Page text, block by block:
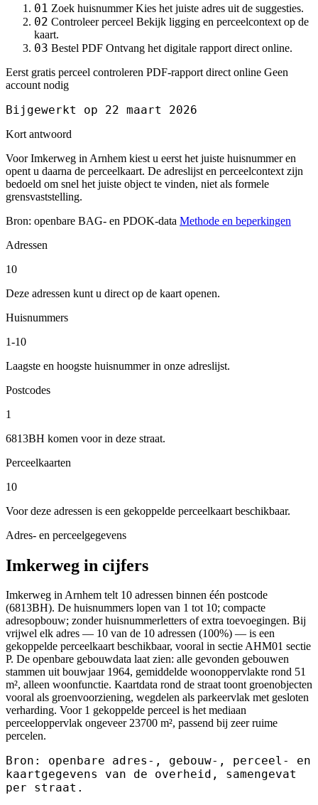
01 Zoek huisnummer Kies het juiste adres uit de suggesties.
02 Controleer perceel Bekijk ligging en perceelcontext op de
kaart.
03 Bestel PDF Ontvang het digitale rapport direct online.
Eerst gratis perceel controleren PDF-rapport direct online Geen
account nodig
Bijgewerkt op 22 maart 2026
Kort antwoord
Voor Imkerweg in Arnhem kiest u eerst het juiste huisnummer en
opent u daarna de perceelkaart. De adreslijst en perceelcontext zijn
bedoeld om snel het juiste object te vinden, niet als formele
grensvaststelling.
Bron: openbare BAG- en PDOK-data Methode en beperkingen
Adressen
10
Deze adressen kunt u direct op de kaart openen.
Huisnummers
1-10
Laagste en hoogste huisnummer in onze adreslijst.
Postcodes
1
6813BH komen voor in deze straat.
Perceelkaarten
10
Voor deze adressen is een gekoppelde perceelkaart beschikbaar.
Adres- en perceelgegevens
Imkerweg in cijfers
Imkerweg in Arnhem telt 10 adressen binnen één postcode
(6813BH). De huisnummers lopen van 1 tot 10; compacte
adresopbouw; zonder huisnummerletters of extra toevoegingen. Bij
vrijwel elk adres — 10 van de 10 adressen (100%) — is een
gekoppelde perceelkaart beschikbaar, vooral in sectie AHM01 sectie
P. De openbare gebouwdata laat zien: alle gevonden gebouwen
stammen uit bouwjaar 1964, gemiddelde woonoppervlakte rond 51
m², alleen woonfunctie. Kaartdata rond de straat toont groenobjecten
vooral als groenvoorziening, wegdelen als parkeervlak met gesloten
verharding. Voor 1 gekoppelde perceel is het mediaan
perceeloppervlak ongeveer 23700 m², passend bij zeer ruime
percelen.
Bron: openbare adres-, gebouw-, perceel- en
kaartgegevens van de overheid, samengevat
per straat.